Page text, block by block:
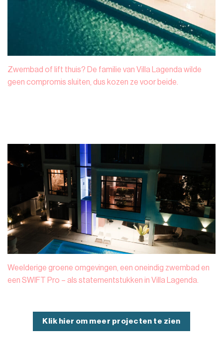
Zwembad of lift thuis? De familie van Villa Lagenda wilde
geen compromis sluiten, dus kozen ze voor beide.
Weelderige groene omgevingen, een oneindig zwembad en
een SWIFT Pro – als statementstukken in Villa Lagenda.
Klik hier om meer projecten te zien